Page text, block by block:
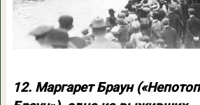
12. Маргарет Браун